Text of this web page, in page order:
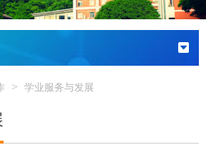
> 学业服务与发展